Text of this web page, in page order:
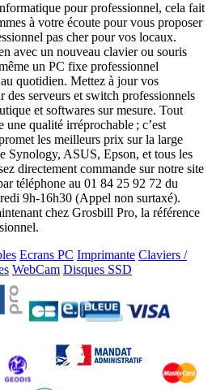
pour professionnel, cela fait
à votre écoute pour vous proposer
pas cher pour vos locaux.
avec un nouveau clavier ou souris
un PC fixe professionnel
quotidien. Mettez à jour vos
des serveurs et switch professionnels
et softwares sur mesure. Tout
une qualité irréprochable ; c’est
les meilleurs prix sur la large
Synology, ASUS, Epson, et tous les
directement commande sur notre site
téléphone au 01 84 25 92 72 du
9h-16h30 (Appel non surtaxé).
chez Grosbill Pro, la référence
Ecrans PC Imprimante Claviers /
WebCam Disques SSD